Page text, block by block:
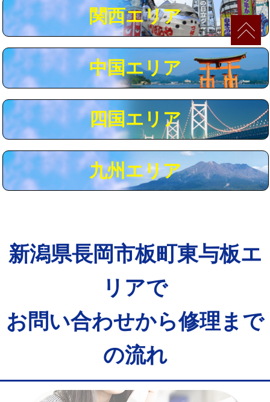
モルタル補修（厚さ10㎝まで） 27,500円
追加人工 16,500円
※給水管工事は20mmまでの価格です。
関西エリア
中国エリア
四国エリア
九州エリア
新潟県長岡市板町東与板エ
リアで
お問い合わせから修理まで
の流れ